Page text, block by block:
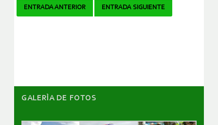
Navegador
ENTRADA ANTERIOR ENTRADA SIGUIENTE
GALERÌA DE FOTOS